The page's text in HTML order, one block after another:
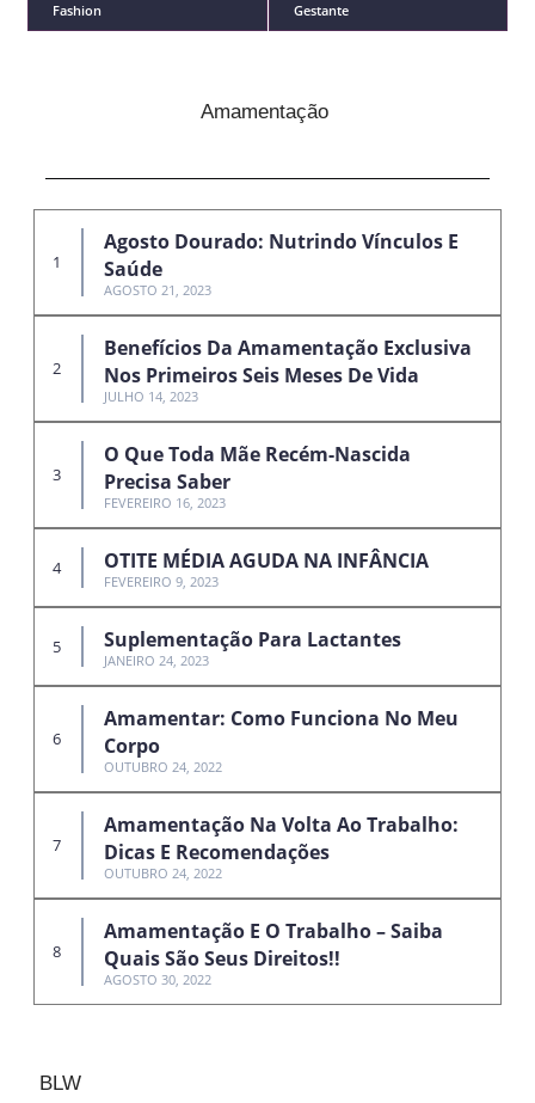
Fashion Gestante
Amamentação
Agosto Dourado: Nutrindo Vínculos E
Saúde
AGOSTO 21, 2023
Benefícios Da Amamentação Exclusiva
Nos Primeiros Seis Meses De Vida
JULHO 14, 2023
O Que Toda Mãe Recém-Nascida
Precisa Saber
FEVEREIRO 16, 2023
OTITE MÉDIA AGUDA NA INFÂNCIA
FEVEREIRO 9, 2023
Suplementação Para Lactantes
JANEIRO 24, 2023
Amamentar: Como Funciona No Meu
Corpo
OUTUBRO 24, 2022
Amamentação Na Volta Ao Trabalho:
Dicas E Recomendações
OUTUBRO 24, 2022
Amamentação E O Trabalho – Saiba
Quais São Seus Direitos!!
AGOSTO 30, 2022
BLW